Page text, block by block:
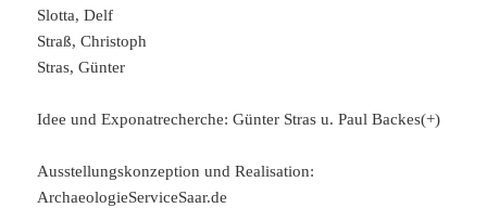
Slotta, Delf
Straß, Christoph
Stras, Günter
Idee und Exponatrecherche: Günter Stras u. Paul Backes(+)
Ausstellungskonzeption und Realisation:
ArchaeologieServiceSaar.de